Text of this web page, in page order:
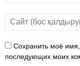
Сохранить моё
последующих моих